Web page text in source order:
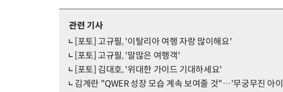
관련 기사
[포토] 고규필, '이탈리아 여행 자랑 많이해요'
[포토] 고규필, '말많은 여행객'
[포토] 김대호, '위대한 가이드 기대하세요'
김계란 "QWER 성장 모습 계속 보여줄 것"…'무궁무진 아